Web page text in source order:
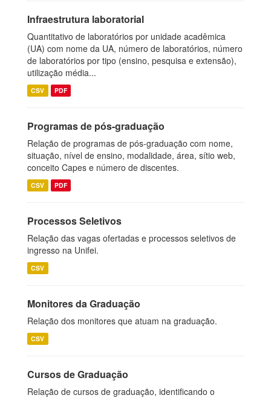
Infraestrutura laboratorial
Quantitativo de laboratórios por unidade acadêmica
(UA) com nome da UA, número de laboratórios, número
de laboratórios por tipo (ensino, pesquisa e extensão),
utilização média...
CSV PDF
Programas de pós-graduação
Relação de programas de pós-graduação com nome,
situação, nível de ensino, modalidade, área, sítio web,
conceito Capes e número de discentes.
CSV PDF
Processos Seletivos
Relação das vagas ofertadas e processos seletivos de
ingresso na Unifei.
CSV
Monitores da Graduação
Relação dos monitores que atuam na graduação.
CSV
Cursos de Graduação
Relação de cursos de graduação, identificando o